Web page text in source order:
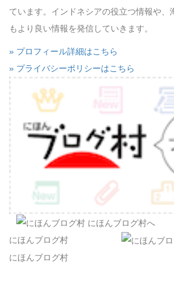
ています。インドネシアの役立つ情報や、
もより良い情報を発信していきます。
» プロフィール詳細はこちら
» プライバシーポリシーはこちら
にほんブログ村
にほんブログ村